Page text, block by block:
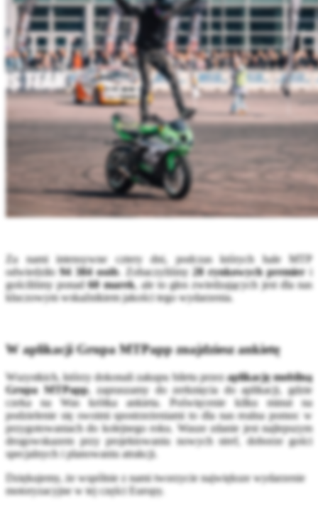
Za nami intensywne cztery dni, podczas których hale MTP
odwiedziło 94 384 osób. Zobaczyliśmy 28 rynkowych premier
gościliśmy ponad60 marek, ale to głos zwiedzających jest dla nas
kluczowym wskaźnikiem jakości tego wydarzenia.
W aplikacji Grupa MTPapp znajdziesz ankietę
Wszystkich, którzy dokonali zakupu biletu przezaplikację mobilną
Grupa MTPapp, zapraszamy do zerknięcia do aplikacji, gdzie
czeka na Was krótka ankieta. Poświęcenie kilku minut na
podzielenie się swoimi spostrzeżeniami to dla nas realna pomoc w
przygotowaniach do kolejnego roku. Wasze zdanie jest najlepszym
drogowskazem przy projektowaniu nowych stref, doborze gości
specjalnych i planowaniu atrakcji.
Dziękujemy, że wspólnie z nami tworzycie największe wydarzenie
motoryzacyjne w tej części Europy.